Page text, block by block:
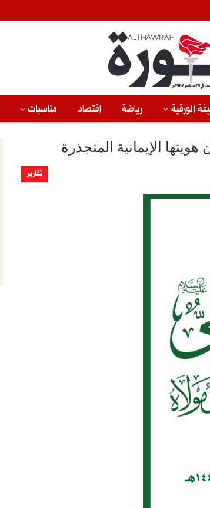
الورقية رياضة اقتصاد مناسبات
الإيمانية المتجذرة
تقارير